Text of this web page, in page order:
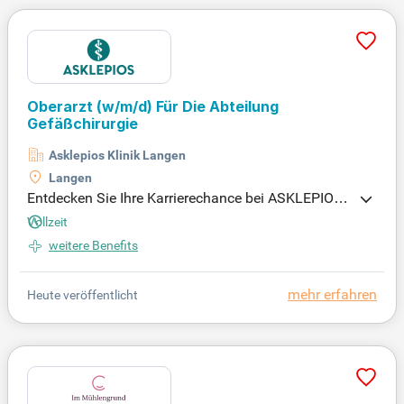
Oberarzt (w/m/d) Für Die Abteilung
Gefäßchirurgie
Asklepios Klinik Langen
Langen
Entdecken Sie Ihre Karrierechance bei ASKLEPIOS,
einem der führenden privaten Klinikbetreiber in Deu
tschland. Werden Sie Teil eines engagierten Team
s, das Nähe, Fortschritt und Innovation vereint. Be
werben Sie sich jetzt!
Vollzeit
weitere Benefits
mehr erfahren
Heute veröffentlicht